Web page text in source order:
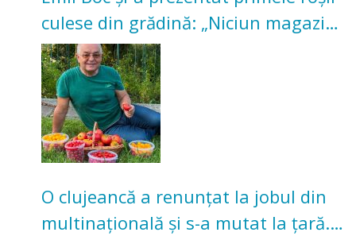
culese din grădină: „Niciun magazin
nu poate oferi această satisfacție”
O clujeancă a renunțat la jobul din
multinațională și s-a mutat la țară.